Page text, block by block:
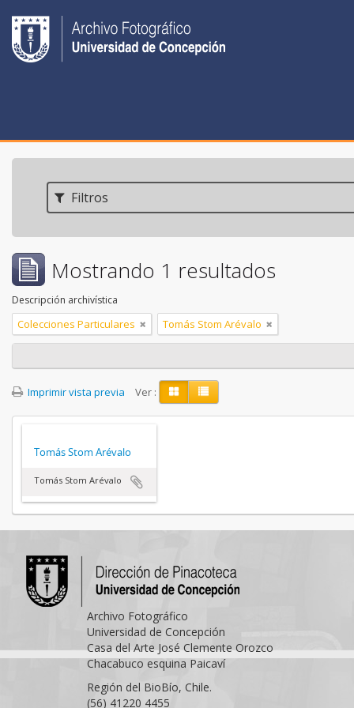
Filtros
Mostrando 1 resultados
Descripción archivística
Colecciones Particulares Tomás Stom Arévalo
Imprimir vista previa Ver :
Tomás Stom Arévalo
Tomás Stom Arévalo
Archivo Fotográfico
Universidad de Concepción
Casa del Arte José Clemente Orozco
Chacabuco esquina Paicaví
Región del BioBío, Chile.
(56) 41220 4455